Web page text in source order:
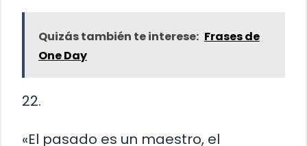
Quizás también te interese: Frases de
One Day
22.
«El pasado es un maestro, el